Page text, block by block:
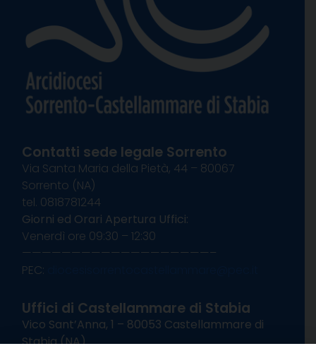
Contatti sede legale Sorrento
Via Santa Maria della Pietà, 44 – 80067
Sorrento (NA)
tel. 0818781244
Giorni ed Orari Apertura Uffici:
Venerdì ore 09:30 – 12:30
———————————————————–
PEC:
Uffici di Castellammare di Stabia
Vico Sant’Anna, 1 – 80053 Castellammare di
Stabia (NA)